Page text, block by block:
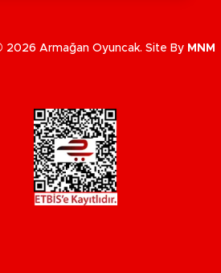
2026 Armağan Oyuncak. Site By MNM